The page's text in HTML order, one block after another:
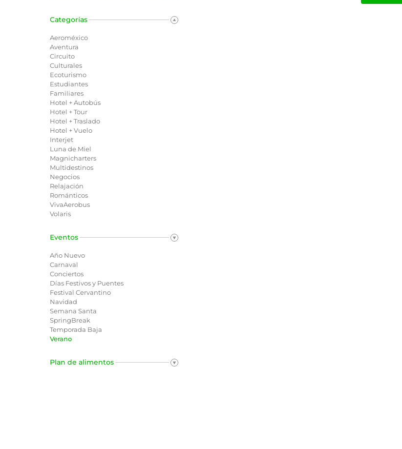
Categorías
Aeroméxico
Aventura
Circuito
Culturales
Ecoturismo
Estudiantes
Familiares
Hotel + Autobús
Hotel + Tour
Hotel + Traslado
Hotel + Vuelo
Interjet
Luna de Miel
Magnicharters
Multidestinos
Negocios
Relajación
Románticos
VivaAerobus
Volaris
Eventos
Año Nuevo
Carnaval
Conciertos
Días Festivos y Puentes
Festival Cervantino
Navidad
Semana Santa
SpringBreak
Temporada Baja
Verano
Plan de alimentos